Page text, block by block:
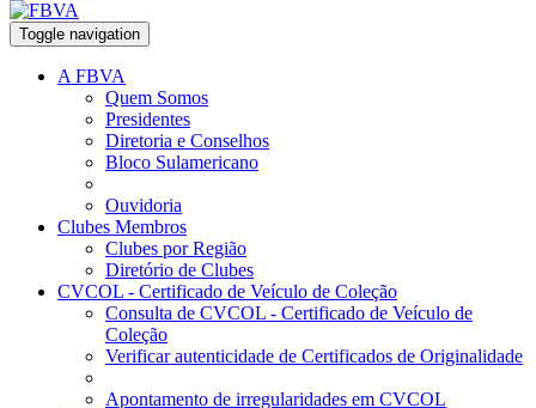
Toggle navigation
A FBVA
Quem Somos
Presidentes
Diretoria e Conselhos
Bloco Sulamericano
Ouvidoria
Clubes Membros
Clubes por Região
Diretório de Clubes
CVCOL - Certificado de Veículo de Coleção
Consulta de CVCOL - Certificado de Veículo de
Coleção
Verificar autenticidade de Certificados de Originalidade
Apontamento de irregularidades em CVCOL